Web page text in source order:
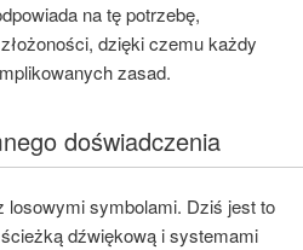
na tę potrzebę,
dzięki czemu każdy
zasad.
doświadczenia
losowymi symbolami. Dziś jest to
dźwiękową i systemami